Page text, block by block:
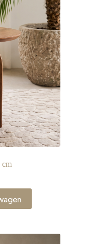
cm